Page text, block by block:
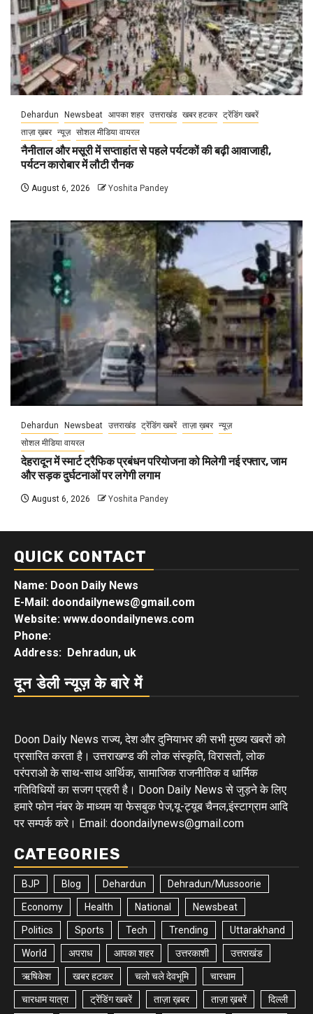
Dehardun Newsbeat आपका शहर उत्तराखंड खबर हटकर ट्रेंडिंग खबरें
ताज़ा ख़बर न्यूज़ सोशल मीडिया वायरल
नैनीताल और मसूरी में सप्ताहांत से पहले पर्यटकों की बढ़ी आवाजाही,
पर्यटन कारोबार में लौटी रौनक
August 6, 2026 Yoshita Pandey
Dehardun Newsbeat उत्तराखंड ट्रेंडिंग खबरें ताज़ा ख़बर न्यूज़
सोशल मीडिया वायरल
देहरादून में स्मार्ट ट्रैफिक प्रबंधन परियोजना को मिलेगी नई रफ्तार, जाम
और सड़क दुर्घटनाओं पर लगेगी लगाम
August 6, 2026 Yoshita Pandey
QUICK CONTACT
Name: Doon Daily News
E-Mail: doondailynews@gmail.com
Website: www.doondailynews.com
Phone:
Address: Dehradun, uk
दून डेली न्यूज़ के बारे में
Doon Daily News राज्य, देश और दुनियाभर की सभी मुख्य खबरों को
प्रसारित करता है। उत्तराखण्ड की लोक संस्कृति, विरासतों, लोक
परंपराओ के साथ-साथ आर्थिक, सामाजिक राजनीतिक व धार्मिक
गतिविधियों का सजग प्रहरी है। Doon Daily News से जुड़ने के लिए
हमारे फोन नंबर के माध्यम या फेसबुक पेज,यू-ट्यूब चैनल,इंस्टाग्राम आदि
पर सम्पर्क करे। Email: doondailynews@gmail.com
CATEGORIES
BJP Blog Dehardun Dehradun/Mussoorie
Economy Health National Newsbeat
Politics Sports Tech Trending Uttarakhand
World अपराध आपका शहर उत्तरकाशी उत्तराखंड
ऋषिकेश खबर हटकर चलो चले देवभूमि चारधाम
चारधाम यात्रा ट्रेंडिंग खबरें ताज़ा ख़बर ताज़ा ख़बरें दिल्ली